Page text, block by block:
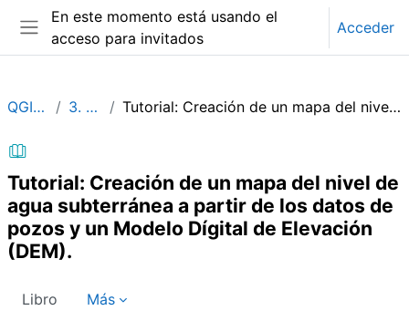
Salta al contenido principal
Panel lateral
En este momento está usando el
acceso para invitados
Acceder
QGISHydroGeo_ES 3. Análisis de datos Tutorial: Creación de un mapa del nivel de agua subterránea a partir de los datos de pozos y un Modelo Dígital de Elevación (DEM).
Tutorial: Creación de un mapa del nivel de
agua subterránea a partir de los datos de
pozos y un Modelo Dígital de Elevación
(DEM).
Libro Más